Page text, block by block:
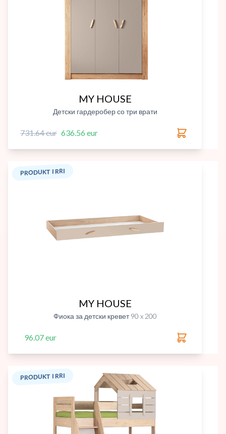
MY HOUSE
Детски гардеробер со три врати
731.64 eur 636.56 eur
PRODUKT I RRI
MY HOUSE
Фиока за детски кревет 90 x 200
96.07 eur
PRODUKT I RRI